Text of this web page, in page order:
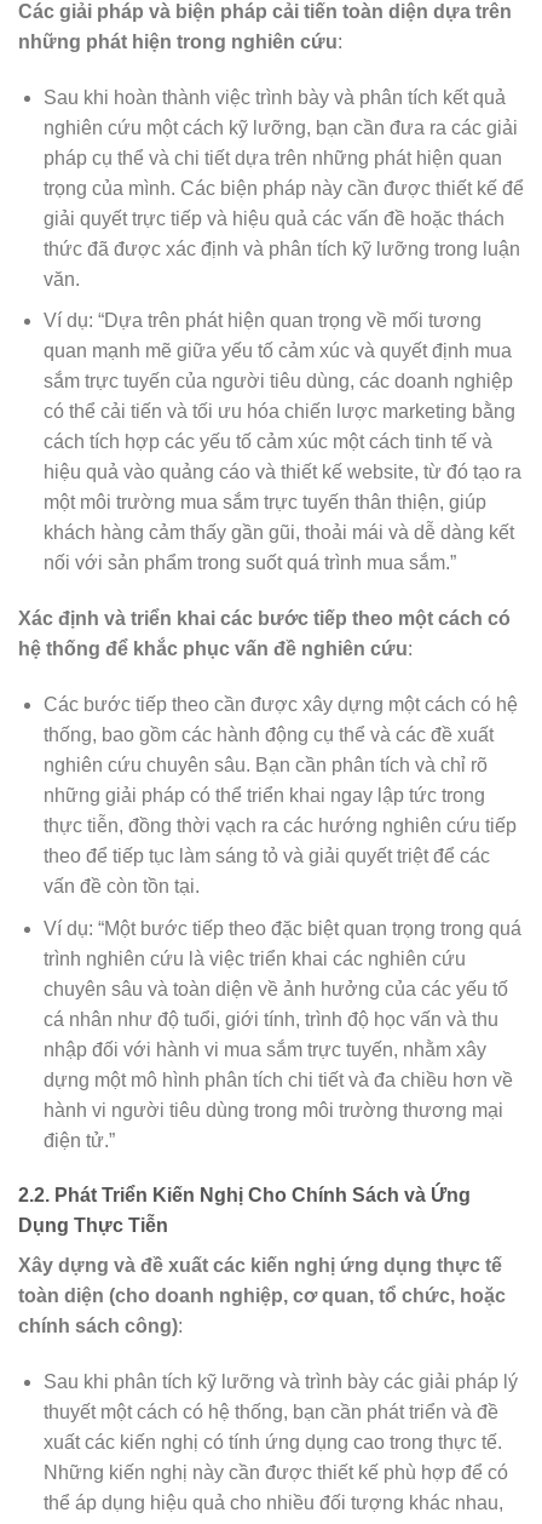
Các giải pháp và biện pháp cải tiến toàn diện dựa trên
những phát hiện trong nghiên cứu:
Sau khi hoàn thành việc trình bày và phân tích kết quả
nghiên cứu một cách kỹ lưỡng, bạn cần đưa ra các giải
pháp cụ thể và chi tiết dựa trên những phát hiện quan
trọng của mình. Các biện pháp này cần được thiết kế để
giải quyết trực tiếp và hiệu quả các vấn đề hoặc thách
thức đã được xác định và phân tích kỹ lưỡng trong luận
văn.
Ví dụ: “Dựa trên phát hiện quan trọng về mối tương
quan mạnh mẽ giữa yếu tố cảm xúc và quyết định mua
sắm trực tuyến của người tiêu dùng, các doanh nghiệp
có thể cải tiến và tối ưu hóa chiến lược marketing bằng
cách tích hợp các yếu tố cảm xúc một cách tinh tế và
hiệu quả vào quảng cáo và thiết kế website, từ đó tạo ra
một môi trường mua sắm trực tuyến thân thiện, giúp
khách hàng cảm thấy gần gũi, thoải mái và dễ dàng kết
nối với sản phẩm trong suốt quá trình mua sắm.”
Xác định và triển khai các bước tiếp theo một cách có
hệ thống để khắc phục vấn đề nghiên cứu:
Các bước tiếp theo cần được xây dựng một cách có hệ
thống, bao gồm các hành động cụ thể và các đề xuất
nghiên cứu chuyên sâu. Bạn cần phân tích và chỉ rõ
những giải pháp có thể triển khai ngay lập tức trong
thực tiễn, đồng thời vạch ra các hướng nghiên cứu tiếp
theo để tiếp tục làm sáng tỏ và giải quyết triệt để các
vấn đề còn tồn tại.
Ví dụ: “Một bước tiếp theo đặc biệt quan trọng trong quá
trình nghiên cứu là việc triển khai các nghiên cứu
chuyên sâu và toàn diện về ảnh hưởng của các yếu tố
cá nhân như độ tuổi, giới tính, trình độ học vấn và thu
nhập đối với hành vi mua sắm trực tuyến, nhằm xây
dựng một mô hình phân tích chi tiết và đa chiều hơn về
hành vi người tiêu dùng trong môi trường thương mại
điện tử.”
2.2. Phát Triển Kiến Nghị Cho Chính Sách và Ứng
Dụng Thực Tiễn
Xây dựng và đề xuất các kiến nghị ứng dụng thực tế
toàn diện (cho doanh nghiệp, cơ quan, tổ chức, hoặc
chính sách công):
Sau khi phân tích kỹ lưỡng và trình bày các giải pháp lý
thuyết một cách có hệ thống, bạn cần phát triển và đề
xuất các kiến nghị có tính ứng dụng cao trong thực tế.
Những kiến nghị này cần được thiết kế phù hợp để có
thể áp dụng hiệu quả cho nhiều đối tượng khác nhau,